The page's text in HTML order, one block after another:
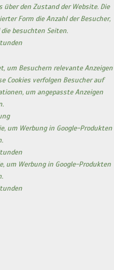
den Zustand der Website. Die
Form die Anzahl der Besucher,
besuchten Seiten.
um Besuchern relevante Anzeigen
Cookies verfolgen Besucher auf
um angepasste Anzeigen
um Werbung in Google-Produkten
um Werbung in Google-Produkten